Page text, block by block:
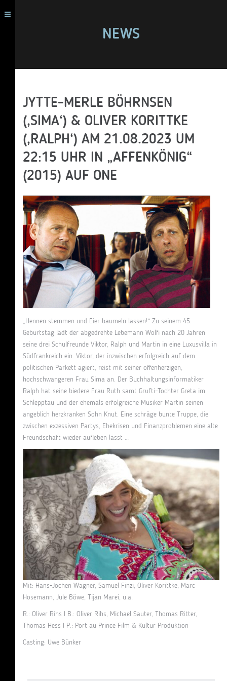
NEWS
JYTTE-MERLE BÖHRNSEN
(‚SIMA‘) & OLIVER KORITTKE
(‚RALPH‘) AM 21.08.2023 UM
22:15 UHR IN „AFFENKÖNIG“
(2015) AUF ONE
„Hennen stemmen und Eier baumeln lassen!“ Zu seinem 45.
Geburtstag lädt der abgedrehte Lebemann Wolfi nach 20 Jahren
seine drei Schulfreunde Viktor, Ralph und Martin in eine Luxusvilla in
Südfrankreich ein. Viktor, der inzwischen erfolgreich auf dem
politischen Parkett agiert, reist mit seiner offenherzigen,
hochschwangeren Frau Sima an. Der Buchhaltungsinformatiker
Ralph hat seine biedere Frau Ruth samt Grufti-Tochter Greta im
Schlepptau und der ehemals erfolgreiche Musiker Martin seinen
angeblich herzkranken Sohn Knut. Eine schräge bunte Truppe, die
zwischen exzessiven Partys, Ehekrisen und Finanzproblemen eine alte
Freundschaft wieder aufleben lässt …
Mit: Hans-Jochen Wagner, Samuel Finzi, Oliver Korittke, Marc
Hosemann, Jule Böwe, Tijan Marei, u.a.
R.: Oliver Rihs I B.: Oliver Rihs, Michael Sauter, Thomas Ritter,
Thomas Hess I P.: Port au Prince Film & Kultur Produktion
Casting: Uwe Bünker